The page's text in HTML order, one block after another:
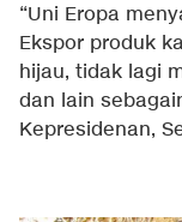
“Uni Eropa
Ekspor produk
hijau, tidak lagi
dan lain
Kepresidenan,